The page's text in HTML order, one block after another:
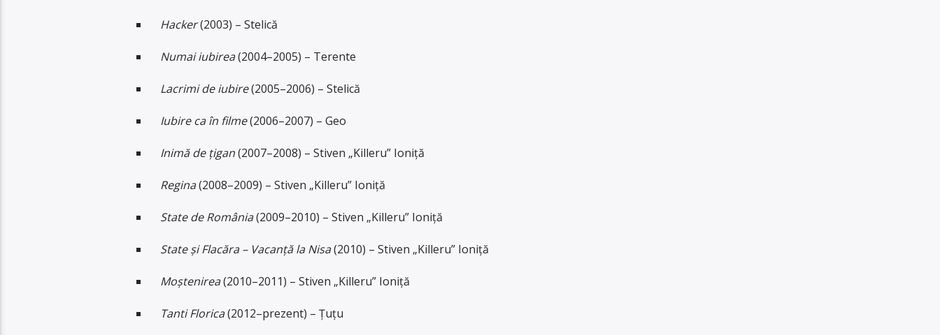
Hacker(2003) – Stelică
Numai iubirea(2004–2005) – Terente
Lacrimi de iubire(2005–2006) – Stelică
Iubire ca în filme(2006–2007) – Geo
Inimă de țigan(2007–2008) – Stiven „Killeru” Ioniță
Regina(2008–2009) – Stiven „Killeru” Ioniță
State de România(2009–2010) – Stiven „Killeru” Ioniță
State și Flacăra – Vacanță la Nisa(2010) – Stiven „Killeru” Ioniță
Moștenirea(2010–2011) – Stiven „Killeru” Ioniță
Tanti Florica(2012–prezent) – Țuțu